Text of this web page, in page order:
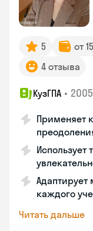
5 от
4 отзыва
КузГПА •
Применяет
Использует
Адаптирует
каждого
Читать дальше